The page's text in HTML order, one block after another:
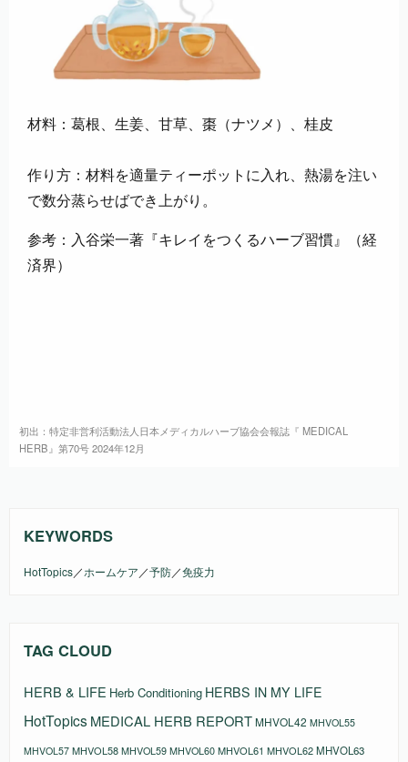
材料：葛根、生姜、甘草、棗（ナツメ）、桂皮
作り方：材料を適量ティーポットに入れ、熱湯を注い
で数分蒸らせばでき上がり。
参考：入谷栄一著『キレイをつくるハーブ習慣』（経
済界）
初出：特定非営利活動法人日本メディカルハーブ協会会報誌『 MEDICAL
HERB』第70号 2024年12月
KEYWORDS
HotTopics／ホームケア ／予防／免疫力
TAG CLOUD
HERB & LIFE Herb Conditioning HERBS IN MY LIFE
HotTopics MEDICAL HERB REPORTMHVOL42 MHVOL55
MHVOL57 MHVOL58 MHVOL59 MHVOL60 MHVOL61 MHVOL62MHVOL63